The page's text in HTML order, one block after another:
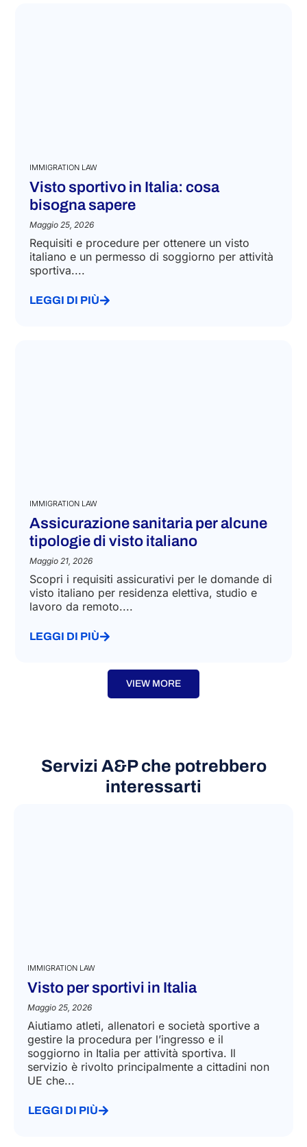
IMMIGRATION LAW
Visto sportivo in Italia: cosa
bisogna sapere
Maggio 25, 2026
Requisiti e procedure per ottenere un visto
italiano e un permesso di soggiorno per attività
sportiva....
LEGGI DI PIÙ
IMMIGRATION LAW
Assicurazione sanitaria per alcune
tipologie di visto italiano
Maggio 21, 2026
Scopri i requisiti assicurativi per le domande di
visto italiano per residenza elettiva, studio e
lavoro da remoto....
LEGGI DI PIÙ
VIEW MORE
Servizi A&P che potrebbero
interessarti
IMMIGRATION LAW
Visto per sportivi in Italia
Maggio 25, 2026
Aiutiamo atleti, allenatori e società sportive a
gestire la procedura per l’ingresso e il
soggiorno in Italia per attività sportiva. Il
servizio è rivolto principalmente a cittadini non
UE che...
LEGGI DI PIÙ